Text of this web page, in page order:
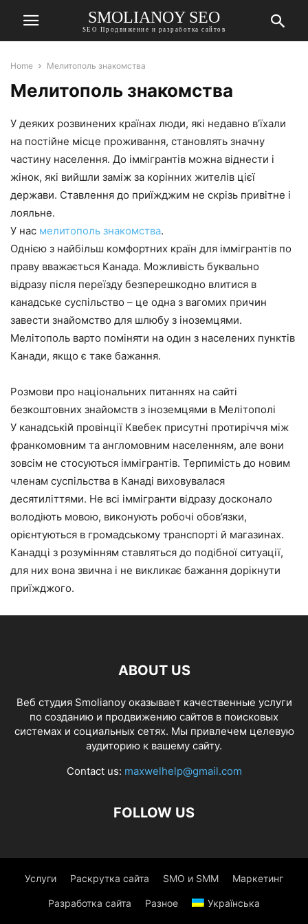
SMOLIANOY SEO
SEO Продвижение и разработка сайтов
Home Мелитополь знакомства
Мелитополь знакомства
У деяких розвинених країнах люди, які недавно в’їхали
на постійне місце проживання, становлять значну
частину населення. До іммігрантів можна віднести і
жінок, які вийшли заміж за корінних жителів цієї
держави. Ставлення до приїжджим не скрізь привітне і
лояльне.
У нас мелитополь знакомства.
Однією з найбільш комфортних країн для іммігрантів по
праву вважається Канада. Можливість буквально
відразу після переїзду безперешкодно влитися в
канадське суспільство – це одна з вагомих причин
завести знайомство для шлюбу з іноземцями.
Мелітополь варто поміняти на один з населених пунктів
Канади, якщо є таке бажання.
Розмови про національних питаннях на сайті
безкоштовних знайомств з іноземцями в Мелітополі
У канадській провінції Квебек присутні протиріччя між
франкомовним та англомовним населенням, але вони
зовсім не стосуються іммігрантів. Терпимість до новим
членам суспільства в Канаді виховувалася
десятиліттями. Не всі іммігранти відразу досконало
володіють мовою, виконують робочі обов’язки,
орієнтуються в громадському транспорті й магазинах.
Канадці з розумінням ставляться до подібної ситуації,
для них вона звична і не викликає бажання дорікнути
приїжджого.
ABOUT US
Веб студия Smolianoy оказывает качественные услуги
по созданию и продвижению сайтов в поисковых
системах и социальных сетях. Мы привлечем целевую
аудиторию к вашему сайту.
Contact us: maxwelhelp@gmail.com
FOLLOW US
Услуги Раскрутка сайта SMO и SMM Маркетинг
Разработка сайта Разное Українська